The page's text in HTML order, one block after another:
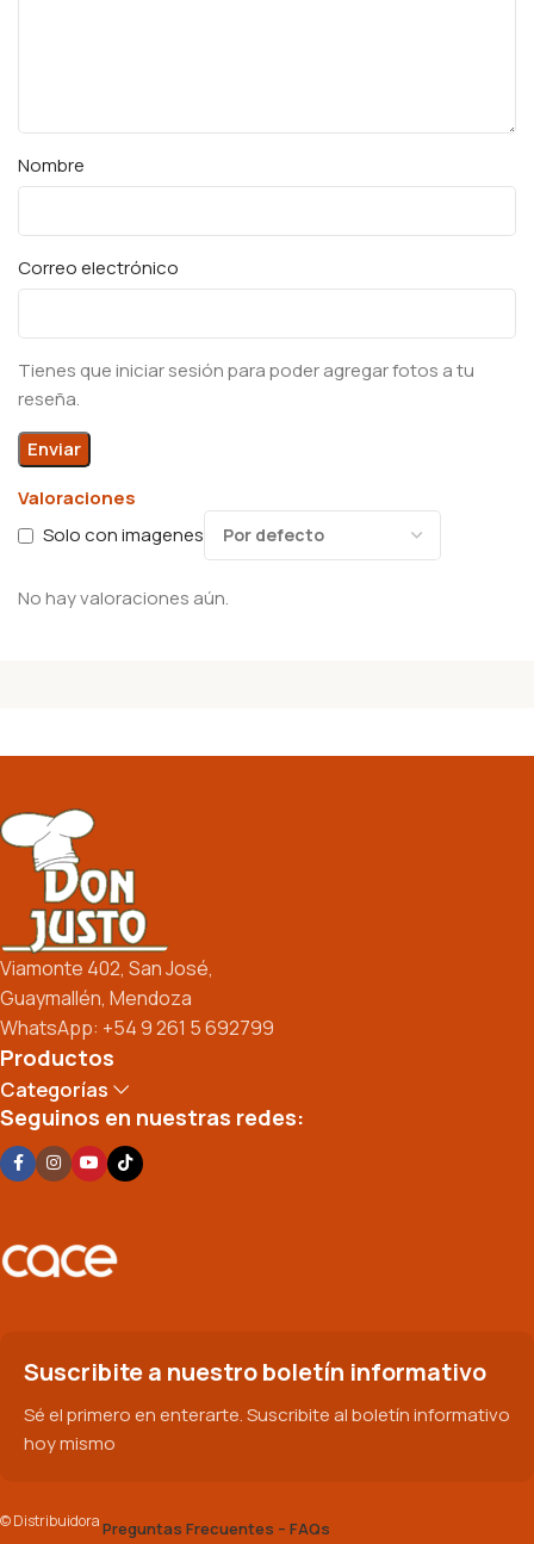
Valoraciones
Solo con imagenes
No hay valoraciones aún.
Nombre
Correo electrónico
Tienes que iniciar sesión para poder agregar fotos a tu
reseña.
Viamonte 402, San José,
Guaymallén, Mendoza
WhatsApp: +54 9 261 5 692799
Productos
Categorías
Seguinos en nuestras redes:
Suscribite a nuestro boletín informativo
Sé el primero en enterarte. Suscribite al boletín informativo
hoy mismo
© DistribuidoraPreguntas Frecuentes – FAQs